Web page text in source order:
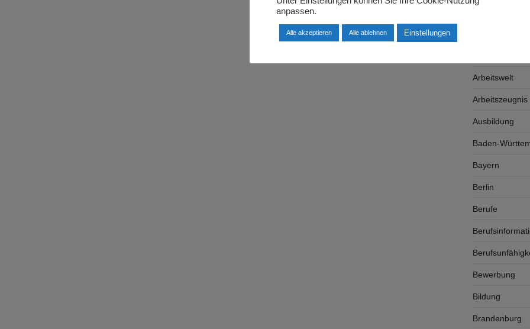
Arbeitswelt
Arbeitszeugnis
Ausbildung
Baden-
Bayern
Berlin
Berufe
Bewerbung
Bildung
Brandenburg
anpassen.
Alle akzeptieren Alle ablehnen Einstellungen